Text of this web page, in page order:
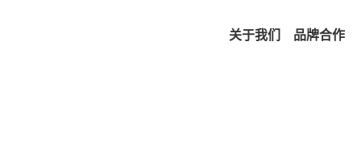
关于我们 品牌合作